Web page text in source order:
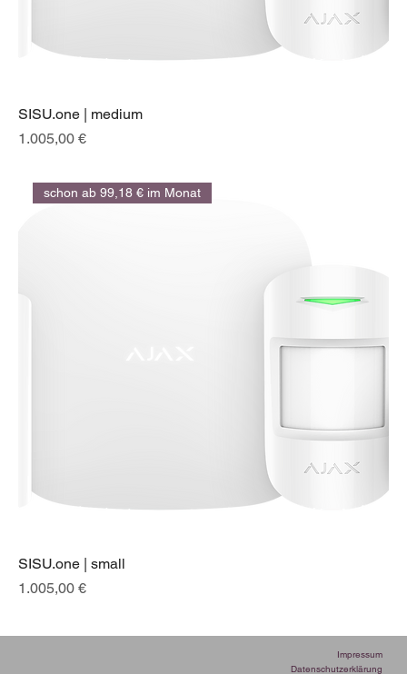
SISU.one | medium
Preis
1.005,00 €
schon ab 99,18 € im Monat
SISU.one | small
Preis
1.005,00 €
Impressum
Datenschutzerklärung